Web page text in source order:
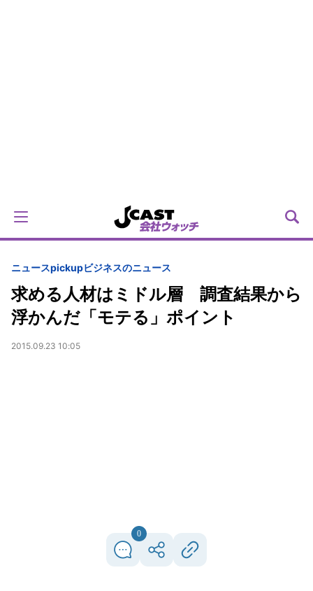
ニュースpickupビジネスのニュース
求める人材はミドル層 調査結果から
浮かんだ「モテる」ポイント
2015.09.23 10:05
0